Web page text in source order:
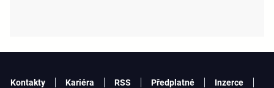
Kontakty Kariéra RSS Předplatné
Inzerce